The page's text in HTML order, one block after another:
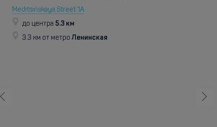
Meditsinskaya Street 1A
до центра 5.3 км
3.3 км от метро Ленинская